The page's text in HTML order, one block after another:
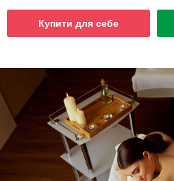
Купити для себе